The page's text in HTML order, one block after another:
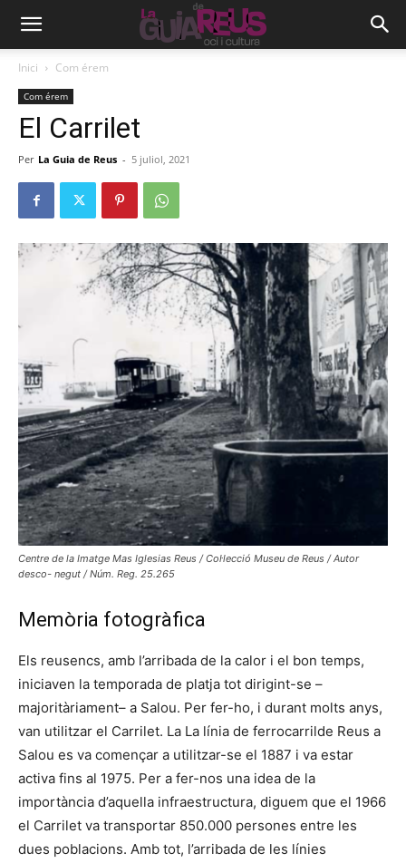
Inici Com érem
Com érem
El Carrilet
Per La Guia de Reus - 5 juliol, 2021
Centre de la Imatge Mas Iglesias Reus / Col·lecció Museu de Reus / Autor
desco- negut / Núm. Reg. 25.265
Memòria fotogràfica
Els reusencs, amb l’arribada de la calor i el bon temps,
iniciaven la temporada de platja tot dirigint-se –
majoritàriament– a Salou. Per fer-ho, i durant molts anys,
van utilitzar el Carrilet. La La línia de ferrocarrilde Reus a
Salou es va començar a utilitzar-se el 1887 i va estar
activa fins al 1975. Per a fer-nos una idea de la
importància d’aquella infraestructura, diguem que el 1966
el Carrilet va transportar 850.000 persones entre les
dues poblacions. Amb tot, l’arribada de les línies